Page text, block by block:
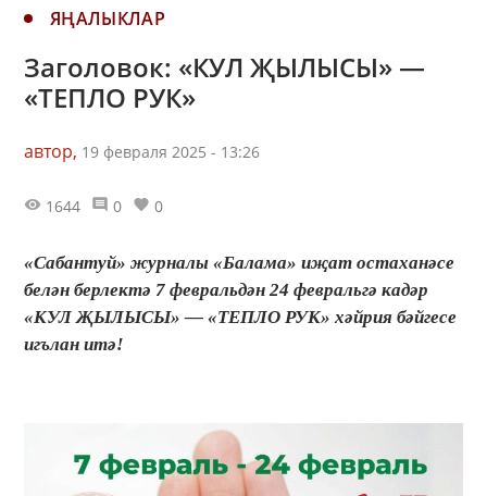
ЯҢАЛЫКЛАР
Заголовок: «КУЛ ҖЫЛЫСЫ» —
«ТЕПЛО РУК»
автор, 19 февраля 2025 - 13:26
1644 0 0
«Сабантуй» журналы «Балама» иҗат остаханәсе
белән берлектә 7 февральдән 24 февральгә кадәр
«КУЛ ҖЫЛЫСЫ» — «ТЕПЛО РУК» хәйрия бәйгесе
игълан итә!